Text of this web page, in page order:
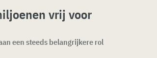
vrij voor
een steeds belangrijkere rol